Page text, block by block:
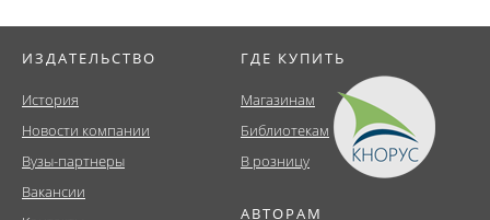
ИЗДАТЕЛЬСТВО
История
Новости компании
Вузы-партнеры
Вакансии
ГДЕ КУПИТЬ
Магазинам
Библиотекам
В розницу
АВТОРАМ